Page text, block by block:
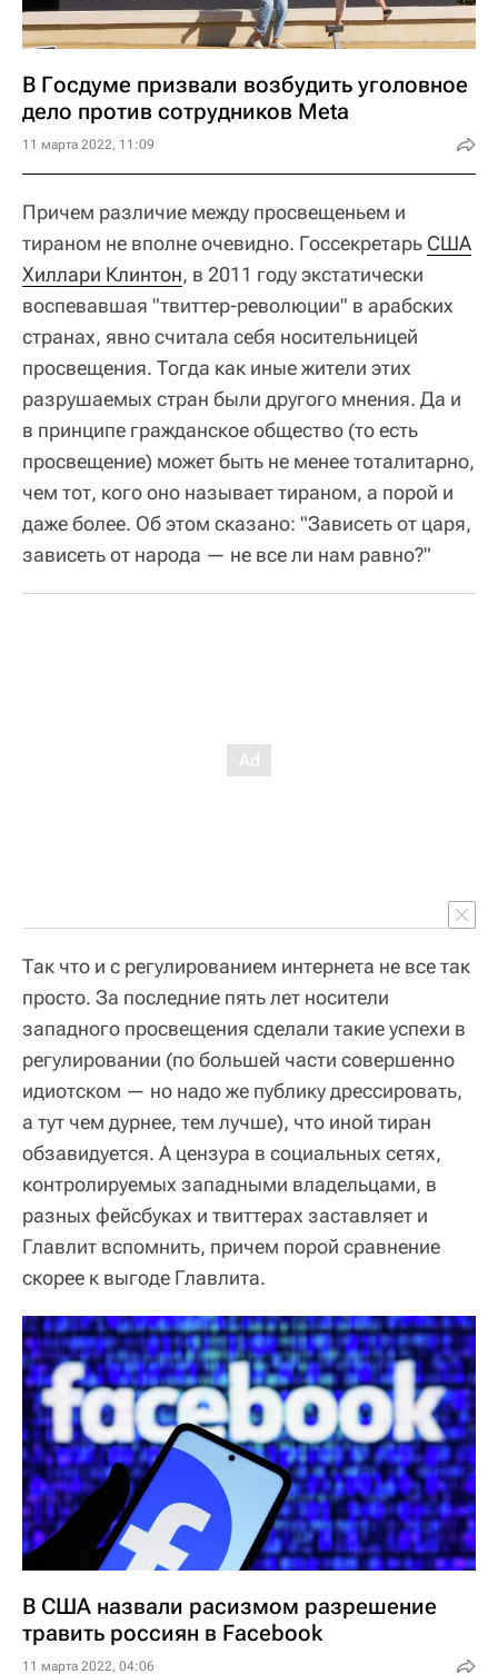
В Госдуме призвали возбудить уголовное
дело против сотрудников Meta
11 марта 2022, 11:09
Причем различие между просвещеньем и
тираном не вполне очевидно. Госсекретарь США
Хиллари Клинтон, в 2011 году экстатически
воспевавшая "твиттер-революции" в арабских
странах, явно считала себя носительницей
просвещения. Тогда как иные жители этих
разрушаемых стран были другого мнения. Да и
в принципе гражданское общество (то есть
просвещение) может быть не менее тоталитарно,
чем тот, кого оно называет тираном, а порой и
даже более. Об этом сказано: "Зависеть от царя,
зависеть от народа — не все ли нам равно?"
Так что и с регулированием интернета не все так
просто. За последние пять лет носители
западного просвещения сделали такие успехи в
регулировании (по большей части совершенно
идиотском — но надо же публику дрессировать,
а тут чем дурнее, тем лучше), что иной тиран
обзавидуется. А цензура в социальных сетях,
контролируемых западными владельцами, в
разных фейсбуках и твиттерах заставляет и
Главлит вспомнить, причем порой сравнение
скорее к выгоде Главлита.
В США назвали расизмом разрешение
травить россиян в Facebook
11 марта 2022, 04:06